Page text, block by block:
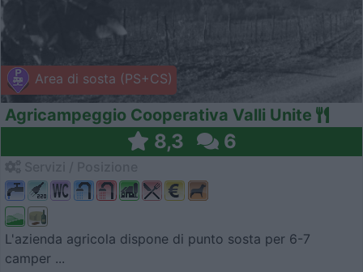
Area di sosta (PS+CS)
Agricampeggio Cooperativa Valli Unite
8,3 6
L'azienda agricola dispone di punto sosta per 6-7
camper ...